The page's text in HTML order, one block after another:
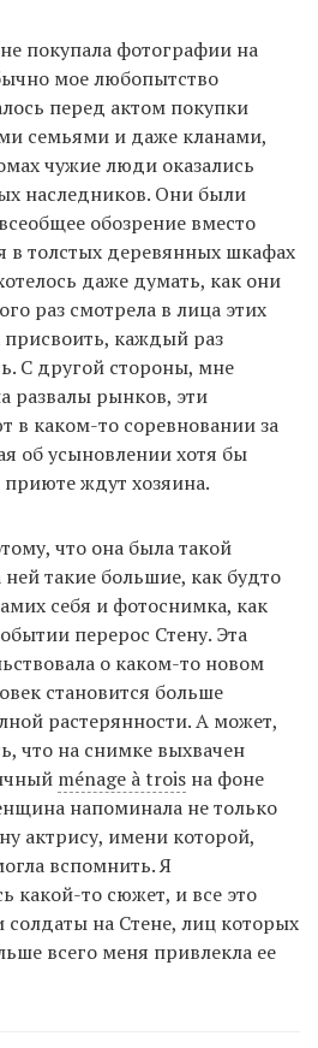
покупала фотографии на
мое любопытство
перед актом покупки
семьями и даже кланами,
чужие люди оказались
наследников. Они были
обозрение вместо
в толстых деревянных шкафах
даже думать, как они
раз смотрела в лица этих
каждый раз
С другой стороны, мне
развалы рынков, эти
в каком-то соревновании за
об усыновлении хотя бы
приюте ждут хозяина.
что она была такой
такие большие, как будто
себя и фотоснимка, как
перерос Стену. Эта
о каком-то новом
становится больше
растерянности. А может,
что на снимке выхвачен
ménage à trois на фоне
напоминала не только
актрису, имени которой,
вспомнить. Я
какой-то сюжет, и все это
солдаты на Стене, лиц которых
всего меня привлекла ее